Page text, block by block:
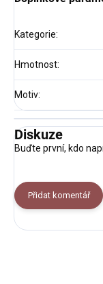
Kategorie:
Hmotnost:
Motiv:
Diskuze
Buďte první, kdo
Přidat komentář